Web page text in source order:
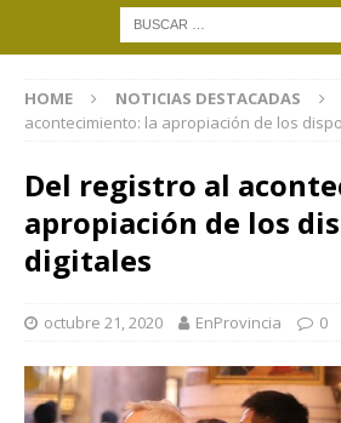
HOME NOTICIAS DESTACADAS
acontecimiento: la apropiación de los
Del registro al
apropiación de los
digitales
octubre 21, 2020 EnProvincia 0